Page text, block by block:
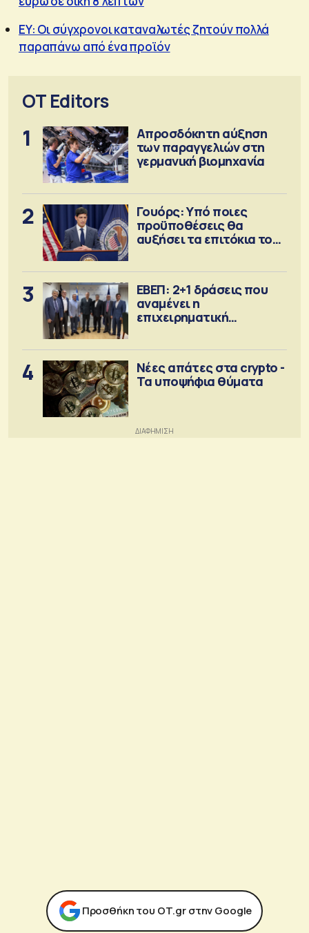
EY: Οι σύγχρονοι καταναλωτές ζητούν πολλά
παραπάνω από ένα προϊόν
OT Editors
1
Απροσδόκητη αύξηση
των παραγγελιών στη
γερμανική βιομηχανία
2
Γουόρς: Υπό ποιες
προϋποθέσεις θα
αυξήσει τα επιτόκια τον
3
ΕΒΕΠ: 2+1 δράσεις που
αναμένει η
επιχειρηματική
4
Νέες απάτες στα crypto -
Τα υποψήφια θύματα
Προσθήκη του ΟΤ.gr στην Google